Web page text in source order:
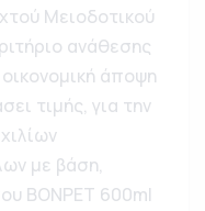
Μειοδοτικού
ανάθεσης
άποψη
τιμής, για την
με βάση,
BONPET 600ml